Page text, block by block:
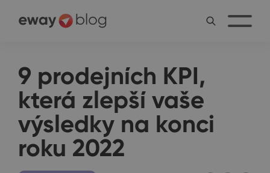
9 prodejních KPI,
která zlepší vaše
výsledky na konci
roku 2022